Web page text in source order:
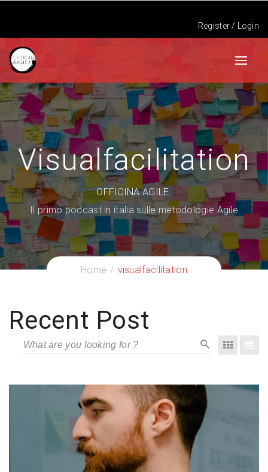
Register / Login
Visualfacilitation
OFFICINA AGILE.
Il primo podcast in italia sulle metodologie Agile
Home visualfacilitation
Recent Post